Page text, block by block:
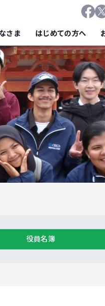
さま はじめての方へ
役員名簿